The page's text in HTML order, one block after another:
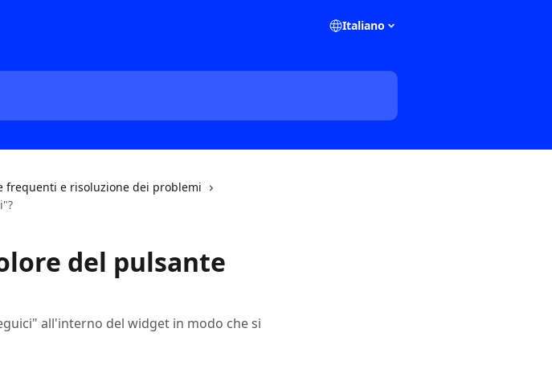
Italiano
frequenti e risoluzione dei problemi
del pulsante
all'interno del widget in modo che si